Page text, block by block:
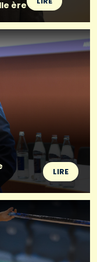
ère
LIRE